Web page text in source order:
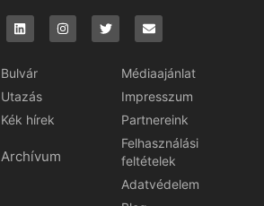
Bulvár
Utazás
Kék hírek
Archívum
Médiaajánlat
Impresszum
Partnereink
Felhasználási
feltételek
Adatvédelem